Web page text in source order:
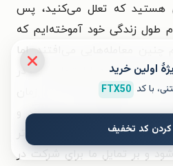
هستید که تعلل می‌کنید، پس
طول زندگی خود آموخته‌ایم که
چنین معامله‌هایی می‌افتند. اما
شانس خود را امتحان کند، در
از ما نداشته باشد، آن زمان
و طماع ما بالا می‌روند و
هرچه دست‌های دیگران سریع‌تر
و بر تمایل ما برای شرکت در
با کد FTX50
کد تخفیف